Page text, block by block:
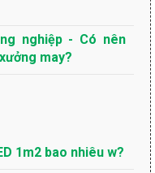
nghiệp - Có nên
may?
1m2 bao nhiêu w?